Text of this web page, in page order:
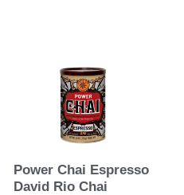
Power Chai Espresso
David Rio Chai